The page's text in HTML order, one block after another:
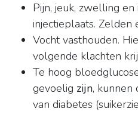
Pijn, jeuk, zwelling
injectieplaats. Zelden
Vocht vasthouden.
volgende klachten
Te hoog
gevoelig zijn, kunnen
van diabetes